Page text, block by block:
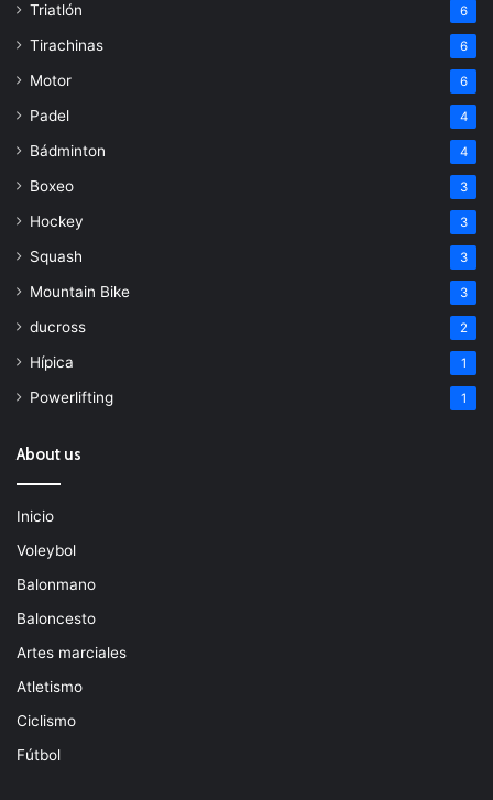
Triatlón 6
Tirachinas 6
Motor 6
Padel 4
Bádminton 4
Boxeo 3
Hockey 3
Squash 3
Mountain Bike 3
ducross 2
Hípica 1
Powerlifting 1
About us
Inicio
Voleybol
Balonmano
Baloncesto
Artes marciales
Atletismo
Ciclismo
Fútbol